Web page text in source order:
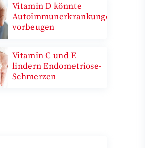
Vitamin D könnte
Autoimmunerkrankungen
vorbeugen
Vitamin C und E
lindern Endometriose-
Schmerzen